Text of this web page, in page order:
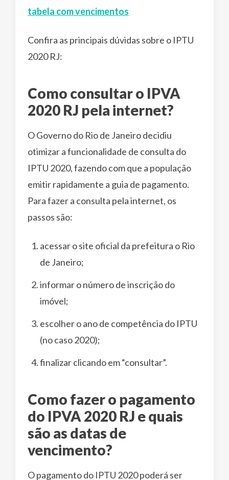
tabela com vencimentos
Confira as principais dúvidas sobre o IPTU
2020 RJ:
Como consultar o IPVA
2020 RJ pela internet?
O Governo do Rio de Janeiro decidiu
otimizar a funcionalidade de consulta do
IPTU 2020, fazendo com que a população
emitir rapidamente a guia de pagamento.
Para fazer a consulta pela internet, os
passos são:
acessar o site oficial da prefeitura o Rio
de Janeiro;
informar o número de inscrição do
imóvel;
escolher o ano de competência do IPTU
(no caso 2020);
finalizar clicando em “consultar”.
Como fazer o pagamento
do IPVA 2020 RJ e quais
são as datas de
vencimento?
O pagamento do IPTU 2020 poderá ser